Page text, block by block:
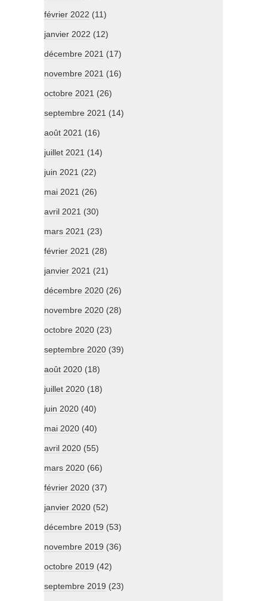
février 2022 (11)
janvier 2022 (12)
décembre 2021 (17)
novembre 2021 (16)
octobre 2021 (26)
septembre 2021 (14)
août 2021 (16)
juillet 2021 (14)
juin 2021 (22)
mai 2021 (26)
avril 2021 (30)
mars 2021 (23)
février 2021 (28)
janvier 2021 (21)
décembre 2020 (26)
novembre 2020 (28)
octobre 2020 (23)
septembre 2020 (39)
août 2020 (18)
juillet 2020 (18)
juin 2020 (40)
mai 2020 (40)
avril 2020 (55)
mars 2020 (66)
février 2020 (37)
janvier 2020 (52)
décembre 2019 (53)
novembre 2019 (36)
octobre 2019 (42)
septembre 2019 (23)